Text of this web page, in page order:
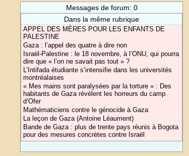
Messages de forum: 0
Dans la même rubrique
APPEL DES MÈRES POUR LES ENFANTS DE
PALESTINE
Gaza : l’appel des quatre à dire non
Israël-Palestine : le 18 novembre, à l’ONU, qui pourra
dire que « l’on ne savait pas tout » ?
L’Intifada étudiante s’intensifie dans les universités
montréalaises
« Mes mains sont paralysées par la torture » : Des
habitants de Gaza révèlent les horreurs du camp
d’Ofer
Mathématiciens contre le génocide à Gaza
La leçon de Gaza (Antoine Léaument)
Bande de Gaza : plus de trente pays réunis à Bogota
pour des mesures concrètes contre Israël